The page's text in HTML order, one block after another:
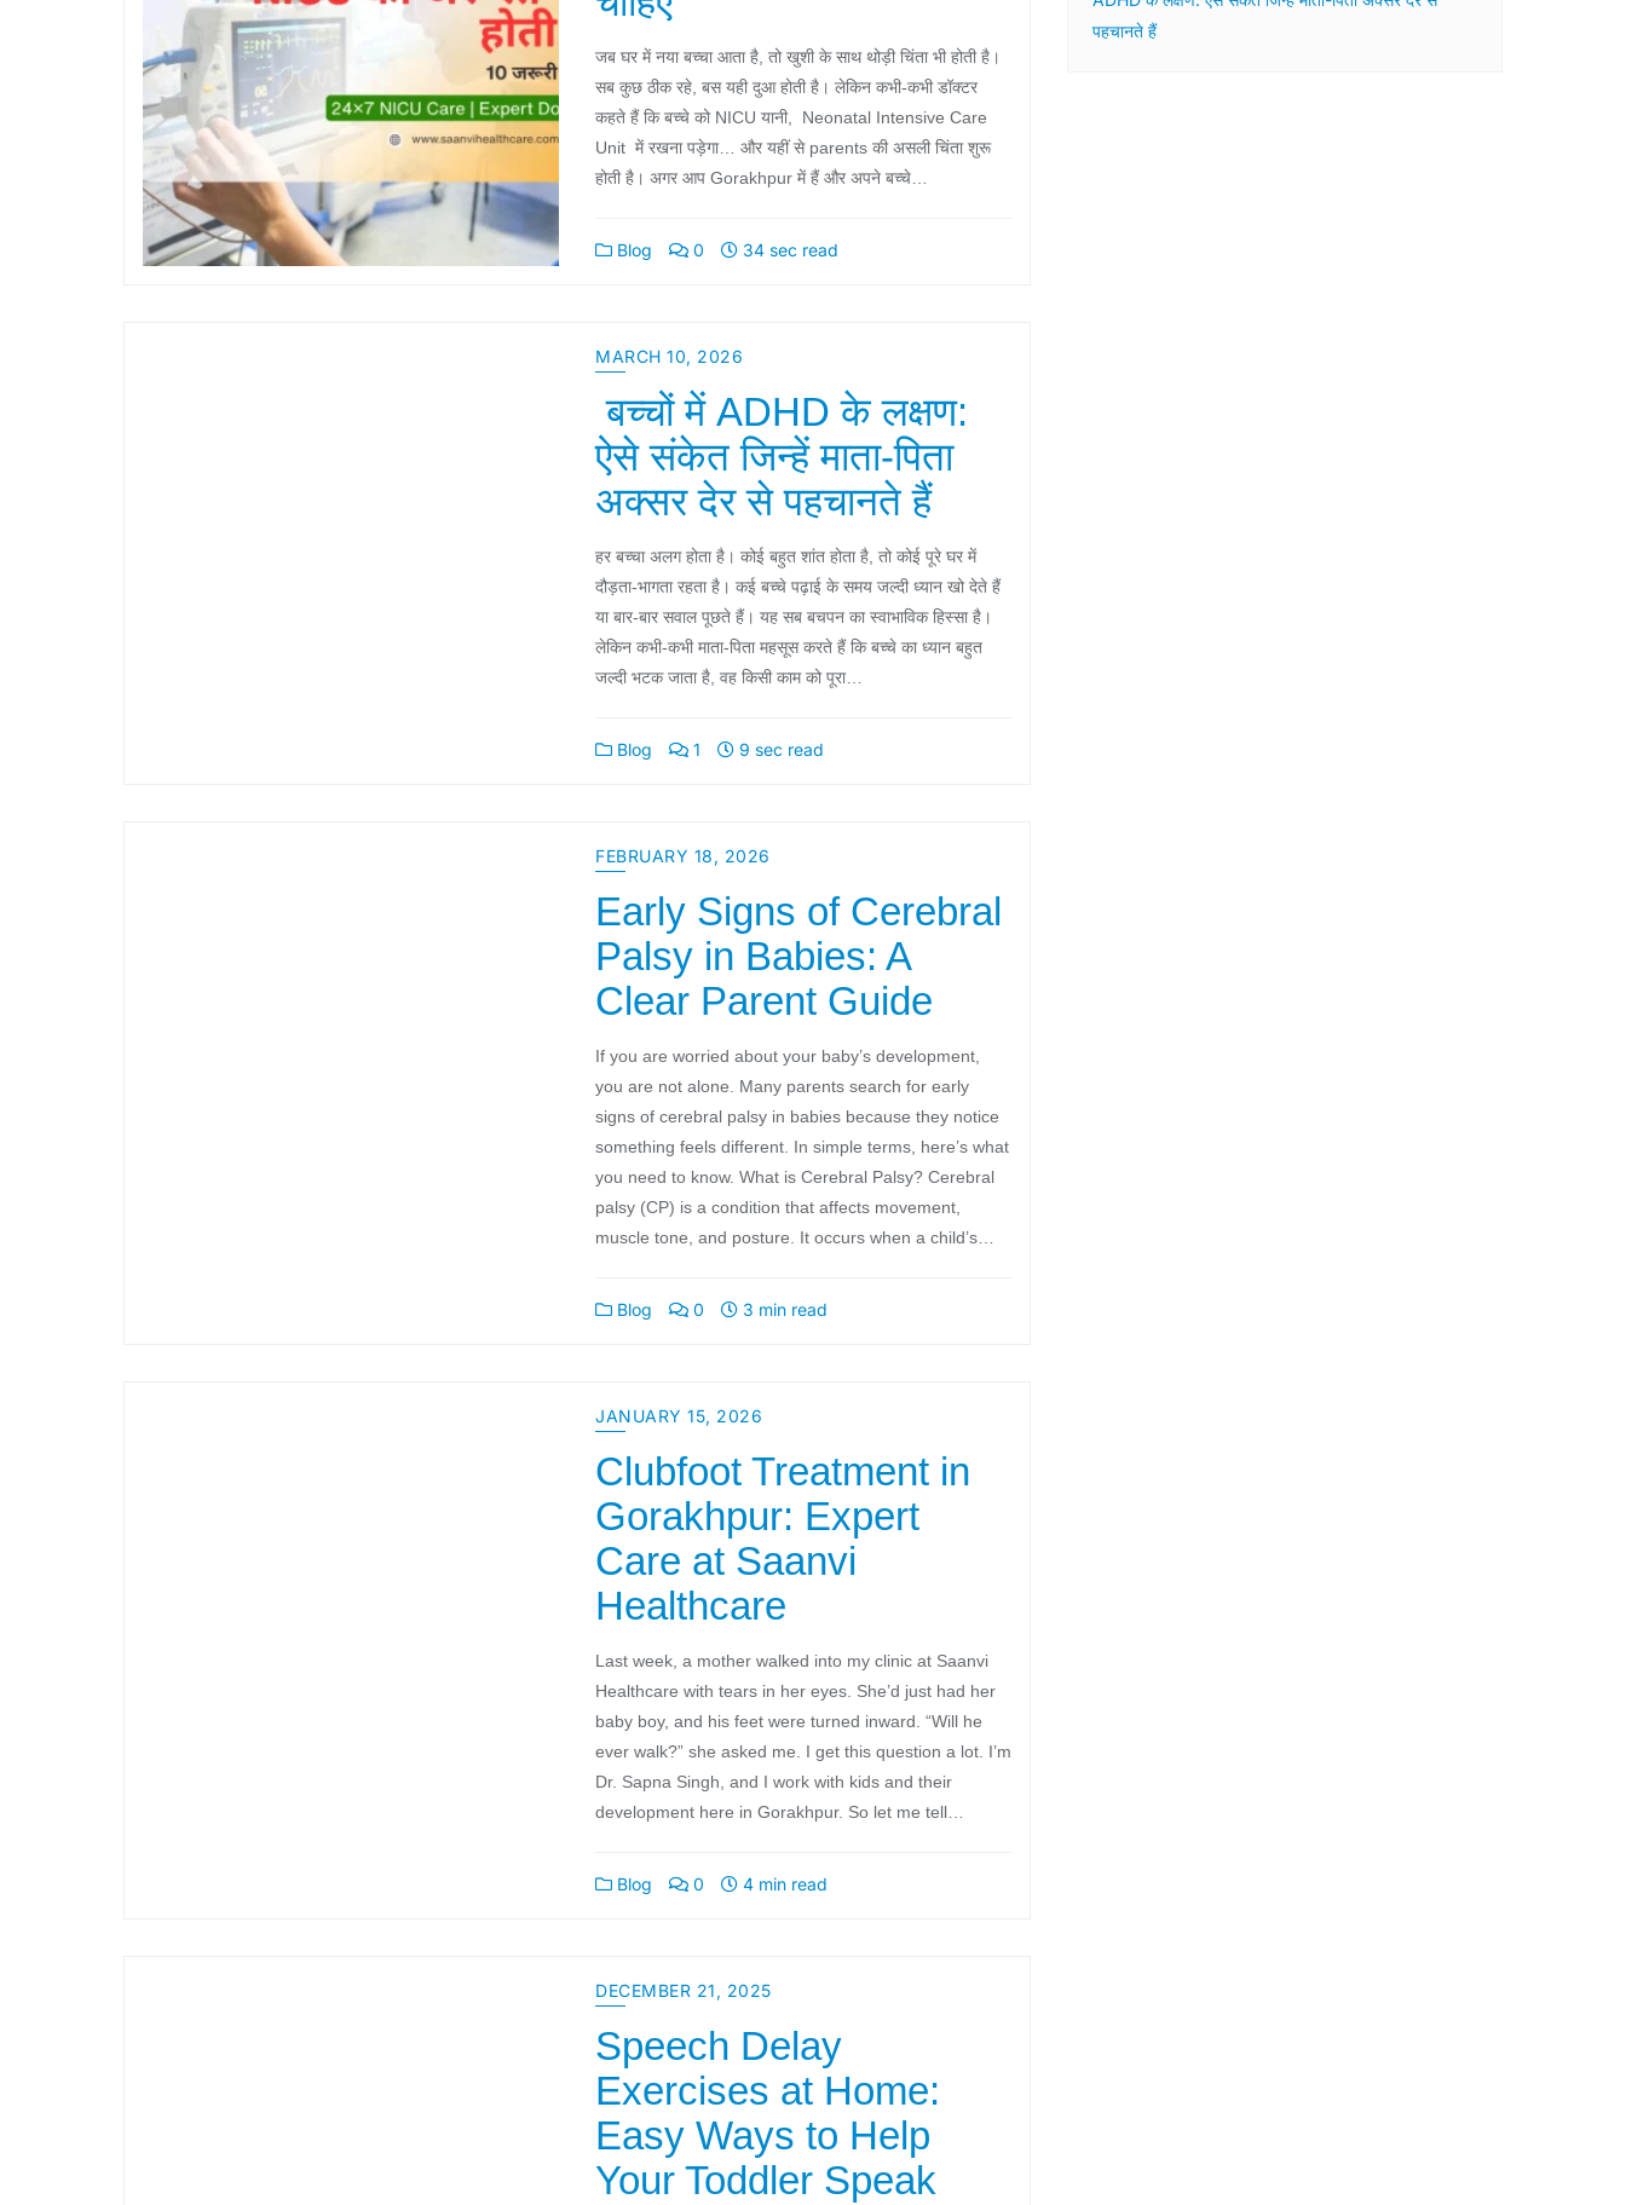
जब घर में नया बच्चा आता है, तो खुशी के साथ थोड़ी चिंता भी होती है।
सब कुछ ठीक रहे, बस यही दुआ होती है। लेकिन कभी-कभी डॉक्टर
कहते हैं कि बच्चे को NICU यानी, Neonatal Intensive Care
Unit में रखना पड़ेगा… और यहीं से parents की असली चिंता शुरू
होती है। अगर आप Gorakhpur में हैं और अपने बच्चे…
Blog 0 34 sec read
MARCH 10, 2026
बच्चों में ADHD के लक्षण:
ऐसे संकेत जिन्हें माता-पिता
अक्सर देर से पहचानते हैं
हर बच्चा अलग होता है। कोई बहुत शांत होता है, तो कोई पूरे घर में
दौड़ता-भागता रहता है। कई बच्चे पढ़ाई के समय जल्दी ध्यान खो देते हैं
या बार-बार सवाल पूछते हैं। यह सब बचपन का स्वाभाविक हिस्सा है।
लेकिन कभी-कभी माता-पिता महसूस करते हैं कि बच्चे का ध्यान बहुत
जल्दी भटक जाता है, वह किसी काम को पूरा…
Blog 1 9 sec read
FEBRUARY 18, 2026
Early Signs of Cerebral
Palsy in Babies: A
Clear Parent Guide
If you are worried about your baby’s development,
you are not alone. Many parents search for early
signs of cerebral palsy in babies because they notice
something feels different. In simple terms, here’s what
you need to know. What is Cerebral Palsy? Cerebral
palsy (CP) is a condition that affects movement,
muscle tone, and posture. It occurs when a child’s…
Blog 0 3 min read
JANUARY 15, 2026
Clubfoot Treatment in
Gorakhpur: Expert
Care at Saanvi
Healthcare
Last week, a mother walked into my clinic at Saanvi
Healthcare with tears in her eyes. She’d just had her
baby boy, and his feet were turned inward. “Will he
ever walk?” she asked me. I get this question a lot. I’m
Dr. Sapna Singh, and I work with kids and their
development here in Gorakhpur. So let me tell…
Blog 0 4 min read
DECEMBER 21, 2025
Speech Delay
Exercises at Home:
Easy Ways to Help
Your Toddler Speak
पहचानते हैं